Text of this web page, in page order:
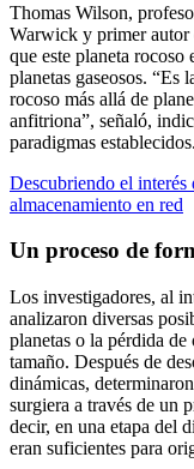
Thomas Wilson,
Warwick y primer autor
que este planeta rocoso
planetas gaseosos. “Es
rocoso más allá de
anfitriona”, señaló,
paradigmas establecidos.
Descubriendo el interés
almacenamiento en red
Un proceso de
Los investigadores, al
analizaron diversas
planetas o la pérdida de
tamaño. Después de
dinámicas,
surgiera a través de un
decir, en una etapa del
eran suficientes para